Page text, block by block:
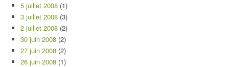
5 juillet 2008 (1)
3 juillet 2008 (3)
2 juillet 2008 (2)
30 juin 2008 (2)
27 juin 2008 (2)
26 juin 2008 (1)